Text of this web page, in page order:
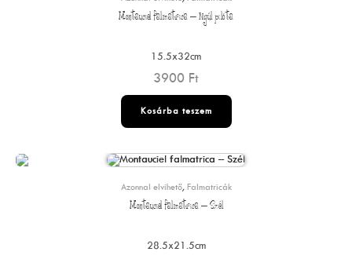
Montauciel falmatrica – Nyúl pilóta
15.5x32cm
3900 Ft
Kosárba teszem
Azonnal elvihető, Falmatricák
Montauciel falmatrica – Szél
28.5x21.5cm